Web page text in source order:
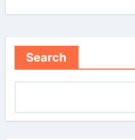
Search